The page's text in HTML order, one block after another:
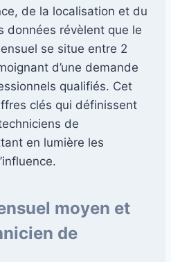
de la localisation et du
données révèlent que le
se situe entre 2
d’une demande
qualifiés. Cet
clés qui définissent
de
en lumière les
moyen et
de